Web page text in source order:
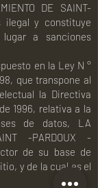
DE SAINT-
ilegal y constituye
a sanciones
en la Ley N °
que transpone al
la Directiva
1996, relativa a la
de datos, LA
-PARDOUX -
de su base de
y de la cual es el